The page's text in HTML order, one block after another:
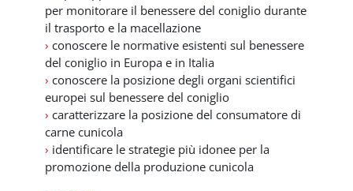
o
per monitorare il benessere del coniglio durante
il trasporto e la macellazione
› conoscere le normative esistenti sul benessere
del coniglio in Europa e in Italia
› conoscere la posizione degli organi scientifici
europei sul benessere del coniglio
› caratterizzare la posizione del consumatore di
carne cunicola
› identificare le strategie più idonee per la
promozione della produzione cunicola